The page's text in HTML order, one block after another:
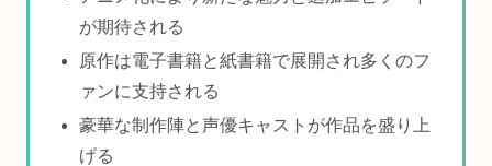
が期待される
原作は電子書籍と紙書籍で展開され多くのフ
ァンに支持される
豪華な制作陣と声優キャストが作品を盛り上
げる